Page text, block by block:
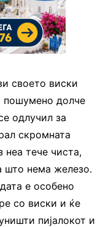
своето виски
пошумено долче
одлучил за
скромната
неа тече чиста,
што нема железо.
е особено
со виски и ќе
пијалокот и